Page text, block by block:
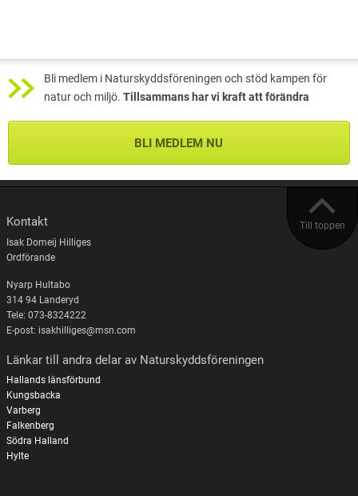
Bli medlem i Naturskyddsföreningen och stöd kampen för
natur och miljö. Tillsammans har vi kraft att förändra
BLI MEDLEM NU
Till toppen
Kontakt
Isak Domeij Hilliges
Ordförande
Nyarp Hultabo
314 94 Landeryd
Tele: 073-8324222
E-post: isakhilliges@msn.com
Länkar till andra delar av Naturskyddsföreningen
Hallands länsförbund
Kungsbacka
Varberg
Falkenberg
Södra Halland
Hylte